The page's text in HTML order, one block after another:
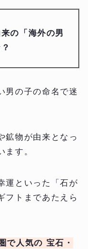
の「海外の男
男の子の命名で迷
鉱物が由来となっ
ます。
運といった「石が
フトまであたえら
で人気の 宝石・